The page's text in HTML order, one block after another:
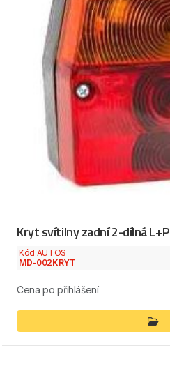
Kryt svítilny zadní 2-dílná L+P
Kód AUTOS
MD-002KRYT
Cena po přihlášení